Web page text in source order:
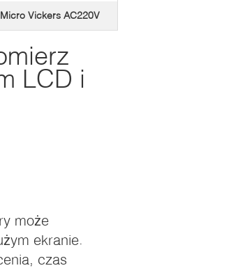
Vickers AC220V
LCD i
może
ekranie.
czas